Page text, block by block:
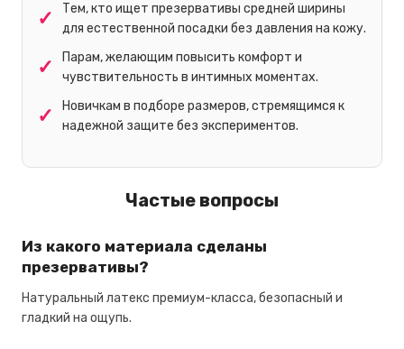
Тем, кто ищет презервативы средней ширины
для естественной посадки без давления на кожу.
Парам, желающим повысить комфорт и
чувствительность в интимных моментах.
Новичкам в подборе размеров, стремящимся к
надежной защите без экспериментов.
Частые вопросы
Из какого материала сделаны
презервативы?
Натуральный латекс премиум-класса, безопасный и
гладкий на ощупь.